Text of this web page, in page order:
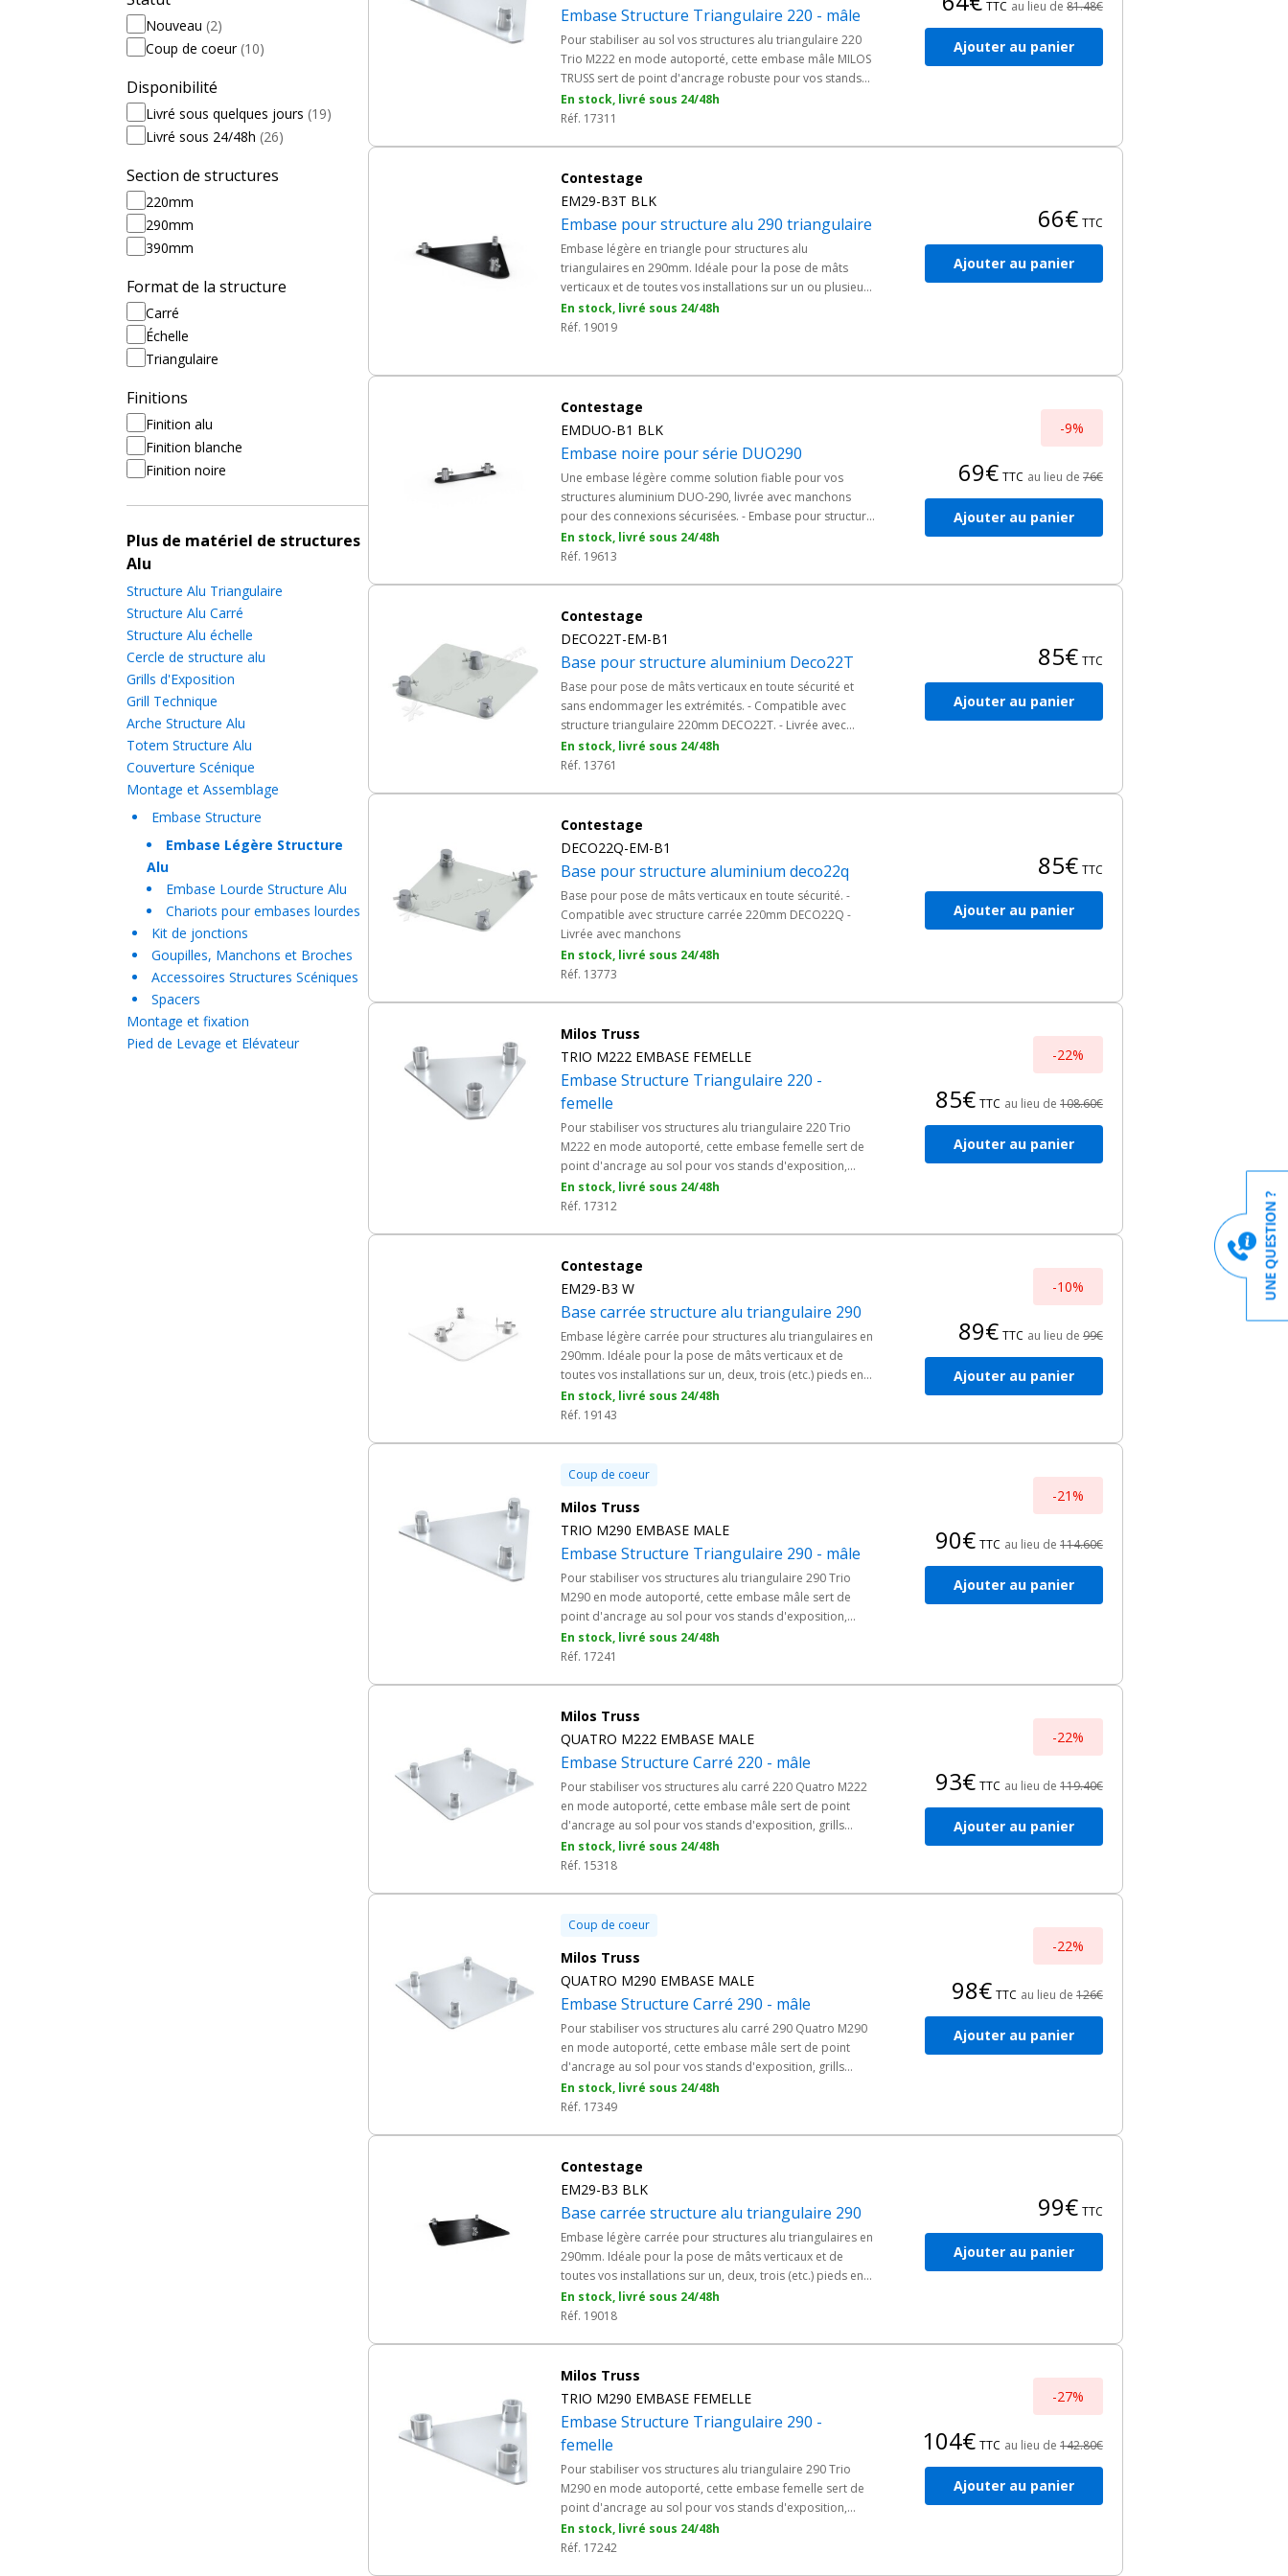
commande, en particulier lorsque plusieurs marques sont présentes dans un même parc matériel. Le format du plateau — ses dimensions et son épaisseur — influe
également sur la protection du sol, un point d’attention notamment dans les salles recevant des revêtements sensibles.
Nouveau (2)
Coup de coeur (10)
Disponibilité
Livré sous quelques jours (19)
Livré sous 24/48h (26)
Section de structures
220mm
290mm
390mm
Format de la structure
Carré
Échelle
Triangulaire
Finitions
Finition alu
Finition blanche
Finition noire
Plus de matériel de structures
Alu
Structure Alu Triangulaire
Structure Alu Carré
Structure Alu échelle
Cercle de structure alu
Grills d'Exposition
Grill Technique
Arche Structure Alu
Totem Structure Alu
Couverture Scénique
Montage et Assemblage
Embase Structure
Embase Légère Structure
Alu
Embase Lourde Structure Alu
Chariots pour embases lourdes
Kit de jonctions
Goupilles, Manchons et Broches
Accessoires Structures Scéniques
Spacers
Montage et fixation
Pied de Levage et Elévateur
Embase Structure Triangulaire 220 - mâle
Pour stabiliser au sol vos structures alu triangulaire 220
Trio M222 en mode autoporté, cette embase mâle MILOS
TRUSS sert de point d'ancrage robuste pour vos stands
d'exposition, grills événementiels et installations
scéniques. La connexion mâle s'assemble naturellement
En stock, livré sous 24/48h
Réf. 17311
TTC au lieu de 81.48€
Ajouter au panier
Contestage
EM29-B3T BLK
Embase pour structure alu 290 triangulaire
Embase légère en triangle pour structures alu
triangulaires en 290mm. Idéale pour la pose de mâts
verticaux et de toutes vos installations sur un ou plusieurs
pieds en intérieur. - livrée avec 1 kit de jonction ; - conçu
spécifiquement pour les structures triangulaires 290mm.
En stock, livré sous 24/48h
Réf. 19019
66€ TTC
Ajouter au panier
Contestage
EMDUO-B1 BLK
Embase noire pour série DUO290
Une embase légère comme solution fiable pour vos
structures aluminium DUO-290, livrée avec manchons
pour des connexions sécurisées. - Embase pour structure
DUO 290
En stock, livré sous 24/48h
Réf. 19613
-9%
69€ TTC au lieu de 76€
Ajouter au panier
Contestage
DECO22T-EM-B1
Base pour structure aluminium Deco22T
Base pour pose de mâts verticaux en toute sécurité et
sans endommager les extrémités. - Compatible avec
structure triangulaire 220mm DECO22T. - Livrée avec
manchons. - Solution idéale en installation de magasin, en
construction de stand d'exposition ou en décoration.
En stock, livré sous 24/48h
Réf. 13761
85€ TTC
Ajouter au panier
Contestage
DECO22Q-EM-B1
Base pour structure aluminium deco22q
Base pour pose de mâts verticaux en toute sécurité. -
Compatible avec structure carrée 220mm DECO22Q -
Livrée avec manchons
En stock, livré sous 24/48h
Réf. 13773
85€ TTC
Ajouter au panier
Milos Truss
TRIO M222 EMBASE FEMELLE
Embase Structure Triangulaire 220 -
femelle
Pour stabiliser vos structures alu triangulaire 220 Trio
M222 en mode autoporté, cette embase femelle sert de
point d'ancrage au sol pour vos stands d'exposition,
grills événementiels et installations scéniques modulaires.
La connexion femelle s'assemble naturellement aux
professionnelles.
En stock, livré sous 24/48h
Réf. 17312
-22%
85€ TTC au lieu de 108.60€
Ajouter au panier
Contestage
EM29-B3 W
Base carrée structure alu triangulaire 290
Embase légère carrée pour structures alu triangulaires en
290mm. Idéale pour la pose de mâts verticaux et de
toutes vos installations sur un, deux, trois (etc.) pieds en
intérieur et en toute sécurité. - Livrée avec demi-
manchons et kit de montage. - Peut servir de support sur
En stock, livré sous 24/48h
Réf. 19143
-10%
89€ TTC au lieu de 99€
Ajouter au panier
Coup de coeur
Milos Truss
TRIO M290 EMBASE MALE
Embase Structure Triangulaire 290 - mâle
Pour stabiliser vos structures alu triangulaire 290 Trio
M290 en mode autoporté, cette embase mâle sert de
point d'ancrage au sol pour vos stands d'exposition,
grills événementiels et installations scéniques modulaires.
La connexion mâle s'assemble naturellement aux poutres
En stock, livré sous 24/48h
Réf. 17241
-21%
90€ TTC au lieu de 114.60€
Ajouter au panier
Milos Truss
QUATRO M222 EMBASE MALE
Embase Structure Carré 220 - mâle
Pour stabiliser vos structures alu carré 220 Quatro M222
en mode autoporté, cette embase mâle sert de point
d'ancrage au sol pour vos stands d'exposition, grills
événementiels et installations scéniques modulaires. La
connexion mâle s'assemble naturellement aux poutres et
En stock, livré sous 24/48h
Réf. 15318
-22%
93€ TTC au lieu de 119.40€
Ajouter au panier
Coup de coeur
Milos Truss
QUATRO M290 EMBASE MALE
Embase Structure Carré 290 - mâle
Pour stabiliser vos structures alu carré 290 Quatro M290
en mode autoporté, cette embase mâle sert de point
d'ancrage au sol pour vos stands d'exposition, grills
événementiels et installations scéniques modulaires. La
connexion mâle s'assemble naturellement aux poutres et
En stock, livré sous 24/48h
Réf. 17349
-22%
98€ TTC au lieu de 126€
Ajouter au panier
Contestage
EM29-B3 BLK
Base carrée structure alu triangulaire 290
Embase légère carrée pour structures alu triangulaires en
290mm. Idéale pour la pose de mâts verticaux et de
toutes vos installations sur un, deux, trois (etc.) pieds en
intérieur et en toute sécurité. - livrée avec demi-manchons
et kit de montage ; - peut servir de support sur totem ; -
En stock, livré sous 24/48h
Réf. 19018
99€ TTC
Ajouter au panier
Milos Truss
TRIO M290 EMBASE FEMELLE
Embase Structure Triangulaire 290 -
femelle
Pour stabiliser vos structures alu triangulaire 290 Trio
M290 en mode autoporté, cette embase femelle sert de
point d'ancrage au sol pour vos stands d'exposition,
grills événementiels et installations scéniques modulaires.
La connexion femelle s'assemble naturellement aux
En stock, livré sous 24/48h
Réf. 17242
-27%
104€ TTC au lieu de 142.80€
Ajouter au panier